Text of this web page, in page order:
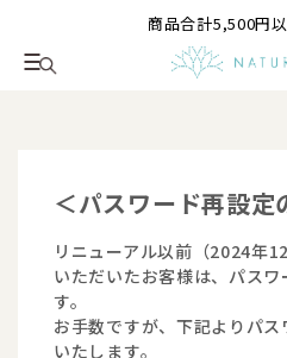
商品合計5,500円
＜パスワード再設定
リニューアル以前（2024年
いただいたお客様は、パス
す。
お手数ですが、下記よりパ
いたします。